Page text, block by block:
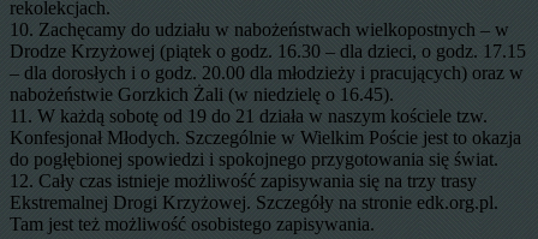
rekolekcjach.
10. Zachęcamy do udziału w nabożeństwach wielkopostnych – w
Drodze Krzyżowej (piątek o godz. 16.30 – dla dzieci, o godz. 17.15
– dla dorosłych i o godz. 20.00 dla młodzieży i pracujących) oraz w
nabożeństwie Gorzkich Żali (w niedzielę o 16.45).
11. W każdą sobotę od 19 do 21 działa w naszym kościele tzw.
Konfesjonał Młodych. Szczególnie w Wielkim Poście jest to okazja
do pogłębionej spowiedzi i spokojnego przygotowania się świat.
12. Cały czas istnieje możliwość zapisywania się na trzy trasy
Ekstremalnej Drogi Krzyżowej. Szczegóły na stronie edk.org.pl.
Tam jest też możliwość osobistego zapisywania.